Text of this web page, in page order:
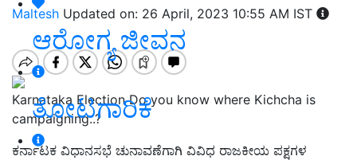
ಆರೋಗ್ಯ ಜೀವನ
ತೋಟಗಾರಿಕೆ
Maltesh Updated on: 26 April, 2023 10:55 AM IST
Karnataka Election Do you know where Kichcha is
campaigning..?
ಕರ್ನಾಟಕ ವಿಧಾನಸಭೆ ಚುನಾವಣೆಗಾಗಿ ವಿವಿಧ ರಾಜಕೀಯ ಪಕ್ಷಗಳ